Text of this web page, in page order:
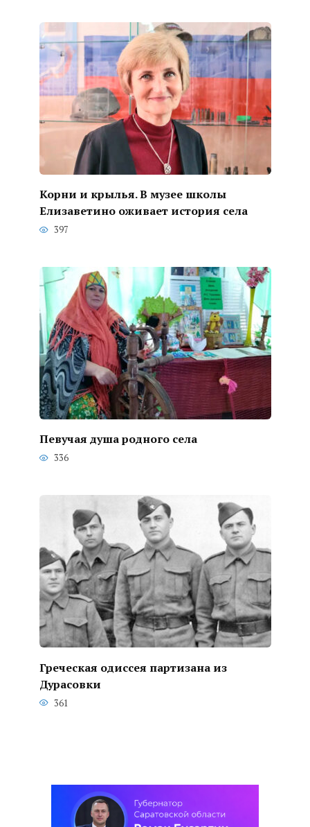
Корни и крылья. В музее школы
Елизаветино оживает история села
397
Певучая душа родного села
336
Греческая одиссея партизана из
Дурасовки
361